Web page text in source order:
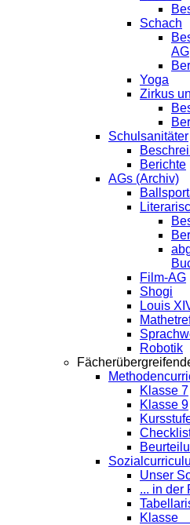
Schach
AG
Yoga
Zirkus
Schulsanitäter
Berichte
AGs (Archiv)
Film-AG
Shogi
Louis
Robotik
Klasse 7
Klasse 9
Unser
... in der